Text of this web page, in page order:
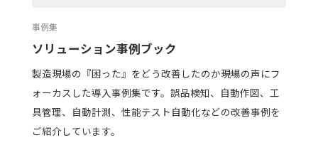
事例集
ソリューション事例ブック
製造現場の『困った』をどう改善したのか――現場の声にフ
ォーカスした導入事例集です。誤品検知、自動作図、工
具管理、自動計測、性能テスト自動化などの改善事例を
ご紹介しています。